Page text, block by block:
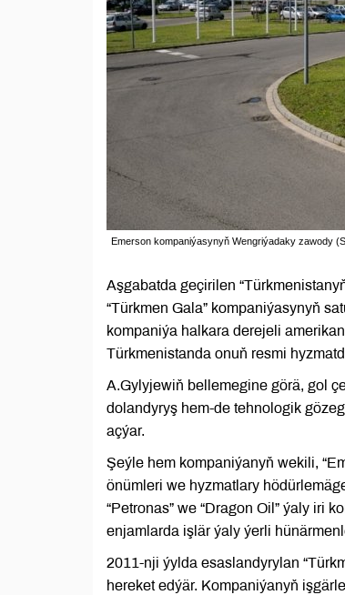
Emerson kompaniýasynyň Wengriýadaky zawody
Aşgabatda geçirilen
“Türkmen Gala” kompaniýasynyň
kompaniýa halkara derejeli
Türkmenistanda onuň resmi
A.Gylyjewiň bellemegine görä, gol
dolandyryş hem-de tehnologik
açýar.
Şeýle hem kompaniýanyň wekili,
önümleri we hyzmatlary
“Petronas” we “Dragon Oil” ýaly iri
enjamlarda işlär ýaly ýerli
2011-nji ýylda esaslandyrylan
hereket edýär. Kompaniýanyň